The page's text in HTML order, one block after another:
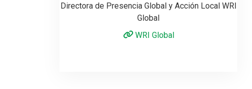
Directora de Presencia Global y Acción Local WRI
Global
WRI Global